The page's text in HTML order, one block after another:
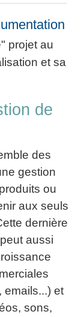
projet au
et sa
de
des
gestion
ou
aux seuls
dernière
aussi
emails...) et
sons,